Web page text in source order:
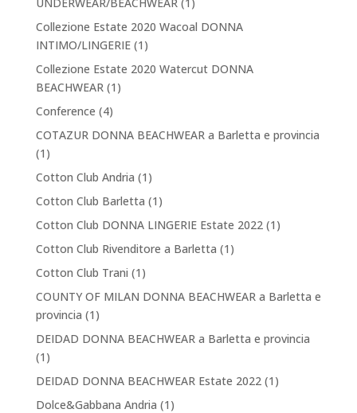
Collezione Estate 2020 Wacoal DONNA
INTIMO/LINGERIE(1)
Collezione Estate 2020 Watercut DONNA
BEACHWEAR(1)
Conference (4)
COTAZUR DONNA BEACHWEAR a Barletta e provincia
(1)
Cotton Club Andria (1)
Cotton Club Barletta (1)
Cotton Club DONNA LINGERIE Estate 2022(1)
Cotton Club Rivenditore a Barletta (1)
Cotton Club Trani (1)
COUNTY OF MILAN DONNA BEACHWEAR a Barletta e
provincia (1)
DEIDAD DONNA BEACHWEAR a Barletta e provincia
(1)
DEIDAD DONNA BEACHWEAR Estate 2022(1)
Dolce&Gabbana Andria (1)